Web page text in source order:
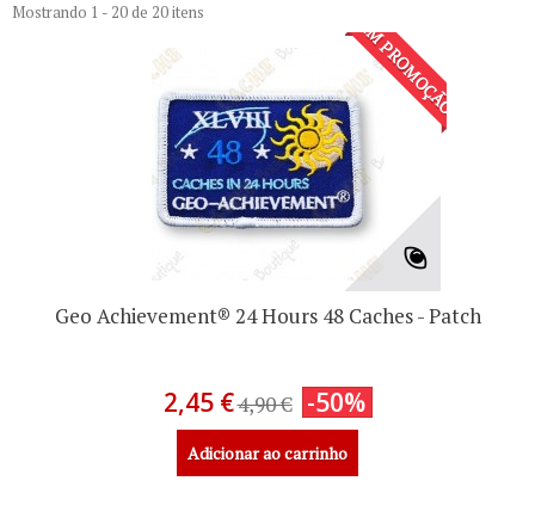
Mostrando 1 - 20 de 20 itens
EM PROMOÇÃO!
Geo Achievement® 24 Hours 48 Caches - Patch
2,45 €4,90 € -50%
Adicionar ao carrinho